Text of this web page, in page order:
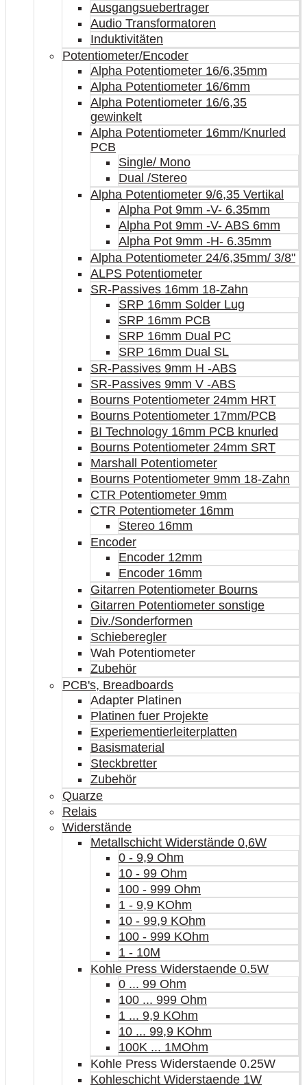
Ausgangsuebertrager
Audio Transformatoren
Induktivitäten
Potentiometer/Encoder
Alpha Potentiometer 16/6,35mm
Alpha Potentiometer 16/6mm
Alpha Potentiometer 16/6,35
gewinkelt
Alpha Potentiometer 16mm/Knurled
PCB
Single/ Mono
Dual /Stereo
Alpha Potentiometer 9/6,35 Vertikal
Alpha Pot 9mm -V- 6.35mm
Alpha Pot 9mm -V- ABS 6mm
Alpha Pot 9mm -H- 6.35mm
Alpha Potentiometer 24/6,35mm/ 3/8"
ALPS Potentiometer
SR-Passives 16mm 18-Zahn
SRP 16mm Solder Lug
SRP 16mm PCB
SRP 16mm Dual PC
SRP 16mm Dual SL
SR-Passives 9mm H -ABS
SR-Passives 9mm V -ABS
Bourns Potentiometer 24mm HRT
Bourns Potentiometer 17mm/PCB
BI Technology 16mm PCB knurled
Bourns Potentiometer 24mm SRT
Marshall Potentiometer
Bourns Potentiometer 9mm 18-Zahn
CTR Potentiometer 9mm
CTR Potentiometer 16mm
Stereo 16mm
Encoder
Encoder 12mm
Encoder 16mm
Gitarren Potentiometer Bourns
Gitarren Potentiometer sonstige
Div./Sonderformen
Schieberegler
Wah Potentiometer
Zubehör
PCB's, Breadboards
Adapter Platinen
Platinen fuer Projekte
Experiementierleiterplatten
Basismaterial
Steckbretter
Zubehör
Quarze
Relais
Widerstände
Metallschicht Widerstände 0,6W
0 - 9,9 Ohm
10 - 99 Ohm
100 - 999 Ohm
1 - 9,9 KOhm
10 - 99,9 KOhm
100 - 999 KOhm
1 - 10M
Kohle Press Widerstaende 0.5W
0 ... 99 Ohm
100 ... 999 Ohm
1 ... 9,9 KOhm
10 ... 99,9 KOhm
100K ... 1MOhm
Kohle Press Widerstaende 0.25W
Kohleschicht Widerstaende 1W